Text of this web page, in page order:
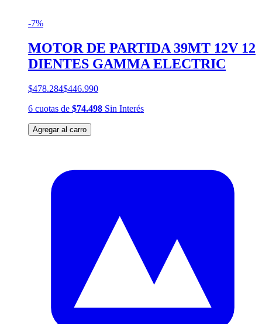
-7%
MOTOR DE PARTIDA 39MT 12V 12
DIENTES GAMMA ELECTRIC
$478.284$446.990
6 cuotas de $74.498 Sin Interés
Agregar al carro